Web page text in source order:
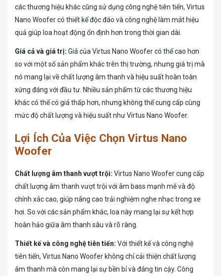
các thương hiệu khác cũng sử dụng công nghệ tiên tiến, Virtus
Nano Woofer có thiết kế độc đáo và công nghệ làm mát hiệu
quả giúp loa hoạt động ổn định hơn trong thời gian dài.
Giá cả và giá trị: Giá của Virtus Nano Woofer có thể cao hơn
so với một số sản phẩm khác trên thị trường, nhưng giá trị mà
nó mang lại về chất lượng âm thanh và hiệu suất hoàn toàn
xứng đáng với đầu tư. Nhiều sản phẩm từ các thương hiệu
khác có thể có giá thấp hơn, nhưng không thể cung cấp cùng
mức độ chất lượng và hiệu suất như Virtus Nano Woofer.
Lợi Ích Của Việc Chọn Virtus Nano
Woofer
Chất lượng âm thanh vượt trội: Virtus Nano Woofer cung cấp
chất lượng âm thanh vượt trội với âm bass mạnh mẽ và độ
chính xác cao, giúp nâng cao trải nghiệm nghe nhạc trong xe
hơi. So với các sản phẩm khác, loa này mang lại sự kết hợp
hoàn hảo giữa âm thanh sâu và rõ ràng.
Thiết kế và công nghệ tiên tiến: Với thiết kế và công nghệ
tiên tiến, Virtus Nano Woofer không chỉ cải thiện chất lượng
âm thanh mà còn mang lại sự bền bỉ và đáng tin cậy. Công